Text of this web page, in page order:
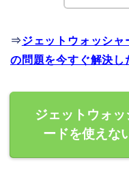
⇒ジェットウォッシ
の問題を今すぐ解決し
ジェットウォ
ードを使えな